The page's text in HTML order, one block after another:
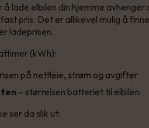
å lade elbilen din hjemme
pris. Det er allikevel mulig å
ladeprisen.
(kWh):
på nettleie, strøm og avgifter
– størrelsen batteriet til elbilen
ser da slik ut: